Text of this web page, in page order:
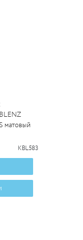
матовый
KBL583